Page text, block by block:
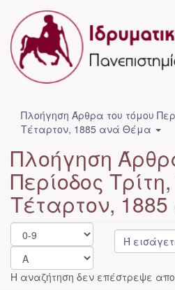
Πλοήγηση Άρθρα του τόμου
Τέταρτον, 1885 ανά Θέμα
Πλοήγηση
Περίοδος
Τέταρτον,
Η αναζήτηση δεν επέστρεψε